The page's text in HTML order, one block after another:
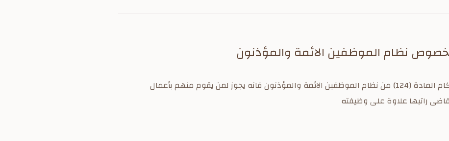
نظام الموظفين الائمة والمؤذنون
الرقم 12 يستثنى من احكام المادة (124) من نظام الموظفين الائمة والمؤذنون فانه يجوز لمن يقوم منهم بأعمال
راتبها علاوة على وظيفته